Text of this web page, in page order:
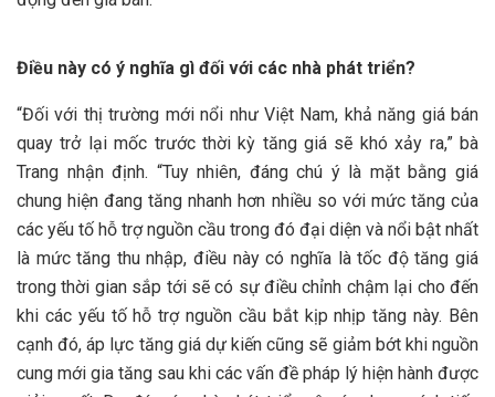
Điều này có ý nghĩa gì đối với các nhà phát triển?
“Đối với thị trường mới nổi như Việt Nam, khả năng giá bán
quay trở lại mốc trước thời kỳ tăng giá sẽ khó xảy ra,” bà
Trang nhận định. “Tuy nhiên, đáng chú ý là mặt bằng giá
chung hiện đang tăng nhanh hơn nhiều so với mức tăng của
các yếu tố hỗ trợ nguồn cầu trong đó đại diện và nổi bật nhất
là mức tăng thu nhập, điều này có nghĩa là tốc độ tăng giá
trong thời gian sắp tới sẽ có sự điều chỉnh chậm lại cho đến
khi các yếu tố hỗ trợ nguồn cầu bắt kịp nhịp tăng này. Bên
cạnh đó, áp lực tăng giá dự kiến cũng sẽ giảm bớt khi nguồn
cung mới gia tăng sau khi các vấn đề pháp lý hiện hành được